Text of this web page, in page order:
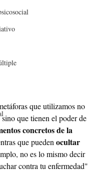
que utilizamos no
que tienen el poder de
concretos de la
que pueden ocultar
no es lo mismo decir
contra tu enfermedad"